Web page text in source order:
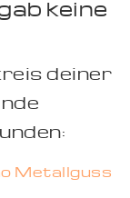
keine
deiner